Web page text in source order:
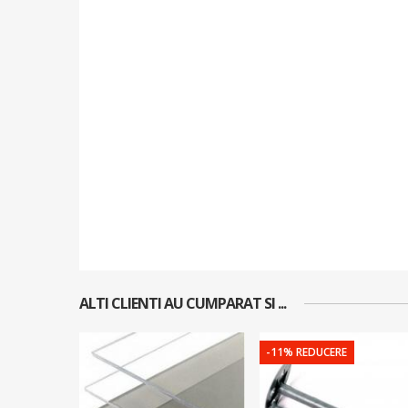
ALTI CLIENTI AU CUMPARAT SI ...
-11% REDUCERE